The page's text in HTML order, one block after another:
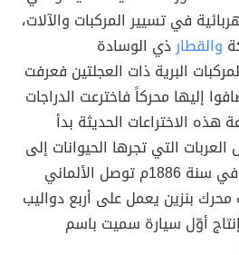
في تسيير المركبات والآلات،
والقطارذي الوسادة
البرية ذات العجلتين فعرفت
إليها محركاً فاخترعت الدراجات
هذه الاختراعات الحديثة بدأ
التي تجرها الحيوانات إلى
مركبات تجرها العجلات، وفي سنة 1886م توصل الألماني
محرك بنزين يعمل على أربع دواليب
أوّل سيارة سميت باسم